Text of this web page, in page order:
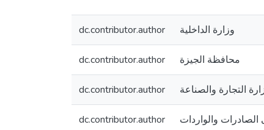
dc.contributor.author وزارة الداخلية
dc.contributor.author محافظة الجيزة
dc.contributor.author التجارة والصناعة
dc.contributor.author الصادرات والواردات